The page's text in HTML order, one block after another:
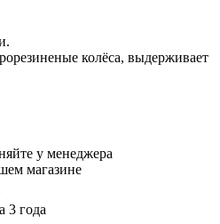
колёса, выдерживает
у менеджера
магазине
3 года